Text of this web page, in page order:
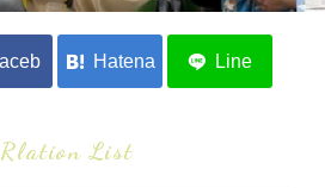
Rlation List